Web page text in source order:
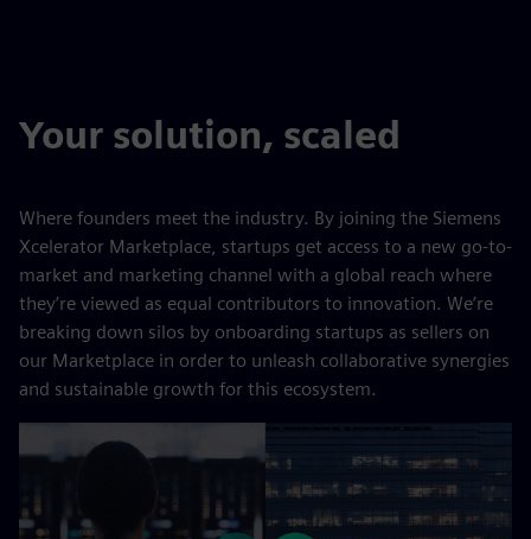
Your solution, scaled
Where founders meet the industry. By joining the Siemens
Xcelerator Marketplace, startups get access to a new go-to-
market and marketing channel with a global reach where
they’re viewed as equal contributors to innovation. We’re
breaking down silos by onboarding startups as sellers on
our Marketplace in order to unleash collaborative synergies
and sustainable growth for this ecosystem.